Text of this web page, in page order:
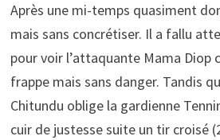
Après une mi-temps quasiment
mais sans concrétiser. Il a fallu
pour voir l’attaquante Mama Diop
frappe mais sans danger. Tandis
Chitundu oblige la gardienne
cuir de justesse suite un tir croisé